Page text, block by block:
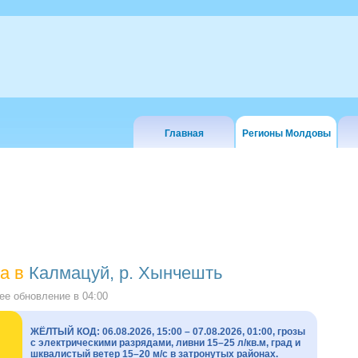
Главная Регионы Молдовы
в Калмацуй, р. Хынчешть
обновление в 04:00
ЖЁЛТЫЙ КОД: 06.08.2026, 15:00 – 07.08.2026, 01:00, грозы
с электрическими разрядами, ливни 15–25 л/кв.м, град и
шквалистый ветер 15–20 м/с в затронутых районах.